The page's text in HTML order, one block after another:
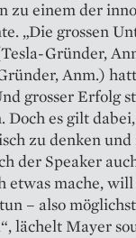
zu einem der
„Die grossen
Gründer,
Anm.)
grosser Erfolg
Doch es gilt
zu denken und
der Speaker
etwas mache,
– also möglichst
lächelt Mayer